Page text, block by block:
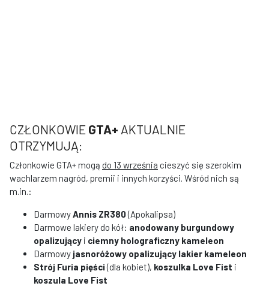
CZŁONKOWIE GTA+ AKTUALNIE
OTRZYMUJĄ:
Członkowie GTA+ mogą do 13 września cieszyć się szerokim
wachlarzem nagród, premii i innych korzyści. Wśród nich są
m.in.:
Darmowy Annis ZR380(Apokalipsa)
Darmowe lakiery do kół: anodowany burgundowy
opalizujący i ciemny holograficzny kameleon
Darmowy jasnoróżowy opalizujący lakier kameleon
Strój Furia pięści(dla kobiet), koszulka Love Fist i
koszula Love Fist